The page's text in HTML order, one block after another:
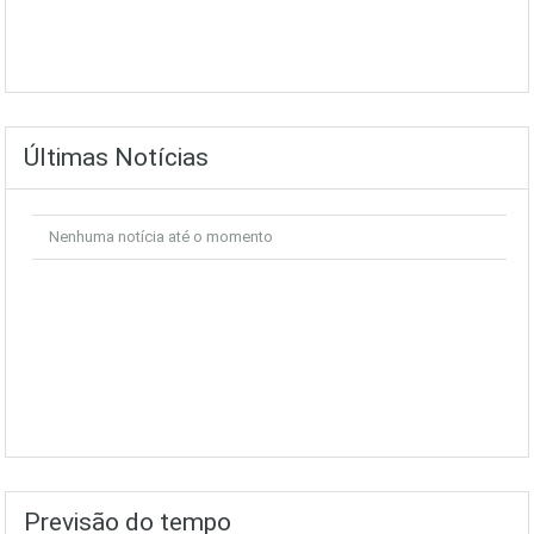
Últimas Notícias
Nenhuma notícia até o momento
Previsão do tempo